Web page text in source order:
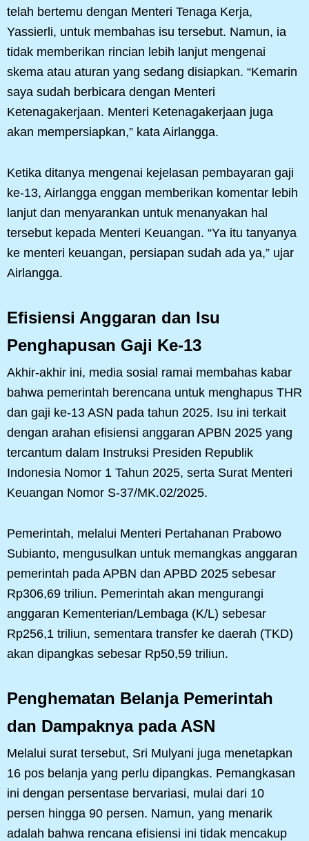
telah bertemu dengan Menteri Tenaga Kerja,
Yassierli, untuk membahas isu tersebut. Namun, ia
tidak memberikan rincian lebih lanjut mengenai
skema atau aturan yang sedang disiapkan. “Kemarin
saya sudah berbicara dengan Menteri
Ketenagakerjaan. Menteri Ketenagakerjaan juga
akan mempersiapkan,” kata Airlangga.
Ketika ditanya mengenai kejelasan pembayaran gaji
ke-13, Airlangga enggan memberikan komentar lebih
lanjut dan menyarankan untuk menanyakan hal
tersebut kepada Menteri Keuangan. “Ya itu tanyanya
ke menteri keuangan, persiapan sudah ada ya,” ujar
Airlangga.
Efisiensi Anggaran dan Isu
Penghapusan Gaji Ke-13
Akhir-akhir ini, media sosial ramai membahas kabar
bahwa pemerintah berencana untuk menghapus THR
dan gaji ke-13 ASN pada tahun 2025. Isu ini terkait
dengan arahan efisiensi anggaran APBN 2025 yang
tercantum dalam Instruksi Presiden Republik
Indonesia Nomor 1 Tahun 2025, serta Surat Menteri
Keuangan Nomor S-37/MK.02/2025.
Pemerintah, melalui Menteri Pertahanan Prabowo
Subianto, mengusulkan untuk memangkas anggaran
pemerintah pada APBN dan APBD 2025 sebesar
Rp306,69 triliun. Pemerintah akan mengurangi
anggaran Kementerian/Lembaga (K/L) sebesar
Rp256,1 triliun, sementara transfer ke daerah (TKD)
akan dipangkas sebesar Rp50,59 triliun.
Penghematan Belanja Pemerintah
dan Dampaknya pada ASN
Melalui surat tersebut, Sri Mulyani juga menetapkan
16 pos belanja yang perlu dipangkas. Pemangkasan
ini dengan persentase bervariasi, mulai dari 10
persen hingga 90 persen. Namun, yang menarik
adalah bahwa rencana efisiensi ini tidak mencakup